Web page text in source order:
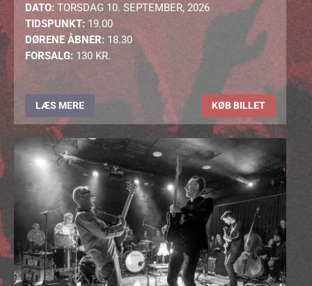
DATO: TORSDAG 10. SEPTEMBER, 2026
TIDSPUNKT: 19.00
DØRENE ÅBNER: 18.30
FORSALG: 130 KR.
LÆS MERE KØB BILLET